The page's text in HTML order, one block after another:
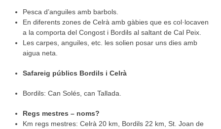
Pesca d’anguiles amb barbols.
En diferents zones de Celrà amb gàbies que es col·locaven
a la comporta del Congost i Bordils al saltant de Cal Peix.
Les carpes, anguiles, etc. les solien posar uns dies amb
aigua neta.
Safareig públics Bordils i Celrà
Bordils: Can Solés, can Tallada.
Regs mestres – noms?
Km regs mestres: Celrà 20 km, Bordils 22 km, St. Joan de